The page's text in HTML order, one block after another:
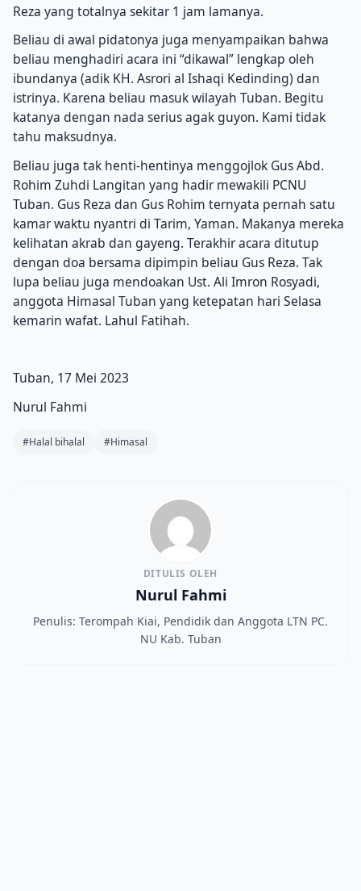
Reza yang totalnya sekitar 1 jam lamanya.
Beliau di awal pidatonya juga menyampaikan bahwa
beliau menghadiri acara ini “dikawal” lengkap oleh
ibundanya (adik KH. Asrori al Ishaqi Kedinding) dan
istrinya. Karena beliau masuk wilayah Tuban. Begitu
katanya dengan nada serius agak guyon. Kami tidak
tahu maksudnya.
Beliau juga tak henti-hentinya menggojlok Gus Abd.
Rohim Zuhdi Langitan yang hadir mewakili PCNU
Tuban. Gus Reza dan Gus Rohim ternyata pernah satu
kamar waktu nyantri di Tarim, Yaman. Makanya mereka
kelihatan akrab dan gayeng. Terakhir acara ditutup
dengan doa bersama dipimpin beliau Gus Reza. Tak
lupa beliau juga mendoakan Ust. Ali Imron Rosyadi,
anggota Himasal Tuban yang ketepatan hari Selasa
kemarin wafat. Lahul Fatihah.
Tuban, 17 Mei 2023
Nurul Fahmi
#Halal bihalal #Himasal
DITULIS OLEH
Nurul Fahmi
Penulis: Terompah Kiai, Pendidik dan Anggota LTN PC.
NU Kab. Tuban